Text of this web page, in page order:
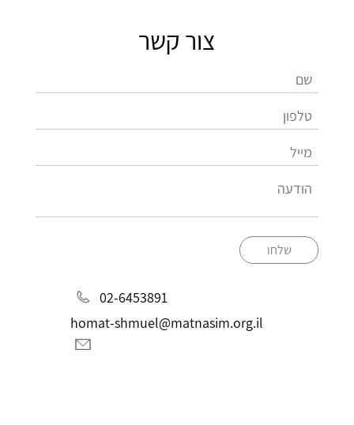
צור קשר
שלחו
02-6453891
homat-shmuel@matnasim.org.il